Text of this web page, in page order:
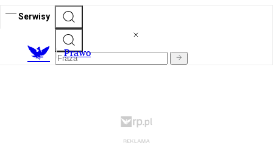
Serwisy
Prawo